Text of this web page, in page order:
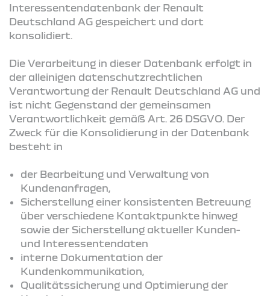
Interessentendatenbank der Renault
Deutschland AG gespeichert und dort
konsolidiert.
Die Verarbeitung in dieser Datenbank erfolgt in
der alleinigen datenschutzrechtlichen
Verantwortung der Renault Deutschland AG und
ist nicht Gegenstand der gemeinsamen
Verantwortlichkeit gemäß Art. 26 DSGVO. Der
Zweck für die Konsolidierung in der Datenbank
besteht in
der Bearbeitung und Verwaltung von
Kundenanfragen,
Sicherstellung einer konsistenten Betreuung
über verschiedene Kontaktpunkte hinweg
sowie der Sicherstellung aktueller Kunden-
und Interessentendaten
interne Dokumentation der
Kundenkommunikation,
Qualitätssicherung und Optimierung der